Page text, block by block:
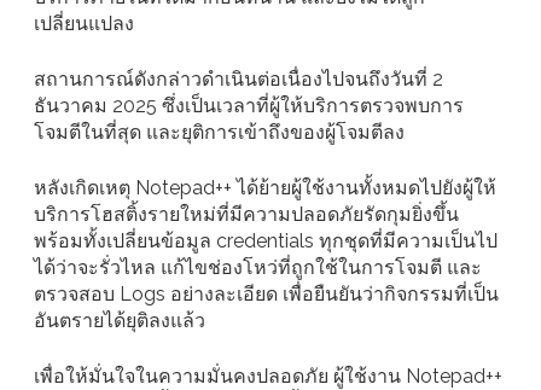
เปลี่ยนแปลง
สถานการณ์ดังกล่าวดำเนินต่อเนื่องไปจนถึงวันที่ 2
ธันวาคม 2025 ซึ่งเป็นเวลาที่ผู้ให้บริการตรวจพบการ
โจมตีในที่สุด และยุติการเข้าถึงของผู้โจมตีลง
หลังเกิดเหตุ Notepad++ ได้ย้ายผู้ใช้งานทั้งหมดไปยังผู้ให้
บริการโฮสติ้งรายใหม่ที่มีความปลอดภัยรัดกุมยิ่งขึ้น
พร้อมทั้งเปลี่ยนข้อมูล credentials ทุกชุดที่มีความเป็นไป
ได้ว่าจะรั่วไหล แก้ไขช่องโหว่ที่ถูกใช้ในการโจมตี และ
ตรวจสอบ Logs อย่างละเอียด เพื่อยืนยันว่ากิจกรรมที่เป็น
อันตรายได้ยุติลงแล้ว
เพื่อให้มั่นใจในความมั่นคงปลอดภัย ผู้ใช้งาน Notepad++